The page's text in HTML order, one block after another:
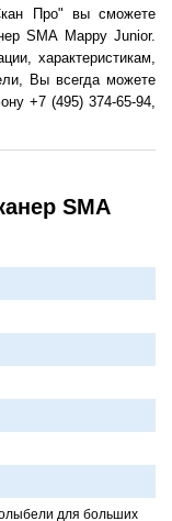
Про" вы сможете
SMA Mappy Junior.
характеристикам,
Вы всегда можете
+7 (495) 374-65-94,
SMA
для больших